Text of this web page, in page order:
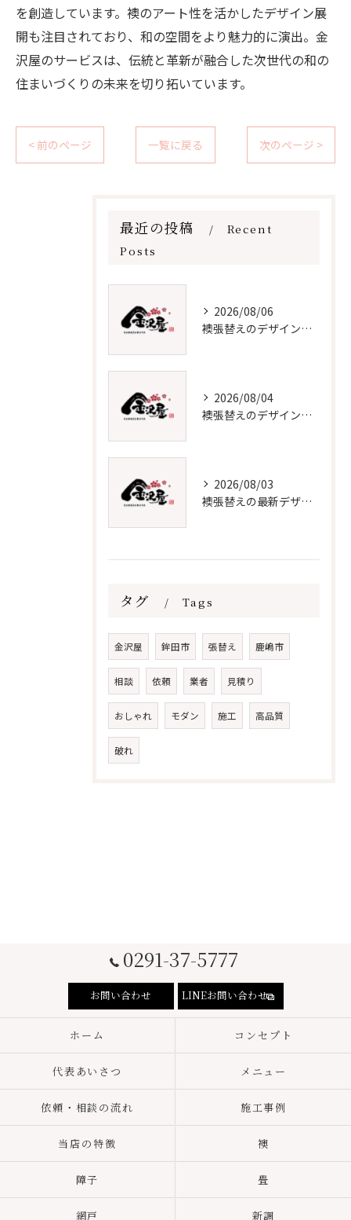
を創造しています。襖のアート性を活かしたデザイン展
開も注目されており、和の空間をより魅力的に演出。金
沢屋のサービスは、伝統と革新が融合した次世代の和の
住まいづくりの未来を切り拓いています。
< 前のページ 一覧に戻る 次のページ >
最近の投稿
Recent
Posts
2026/08/06
襖張替えのデザイン技術とメンテナンス法
2026/08/04
襖張替えのデザインと選び方徹底解説
2026/08/03
襖張替えの最新デザインとメンテナンス術
タグ Tags
金沢屋 鉾田市 張替え 鹿嶋市
相談 依頼 業者 見積り
おしゃれ モダン 施工 高品質
破れ
0291-37-5777
お問い合わせ LINEお問い合わせ
ホーム コンセプト
代表あいさつ メニュー
依頼・相談の流れ 施工事例
当店の特徴 襖
障子 畳
網戸 新調